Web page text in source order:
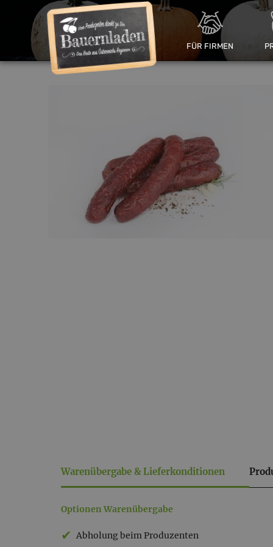
FÜR FIRMEN
Warenübergabe & Lieferkonditionen
Warenübergabe
&
Optionen Warenübergabe
Abholung beim Produzenten